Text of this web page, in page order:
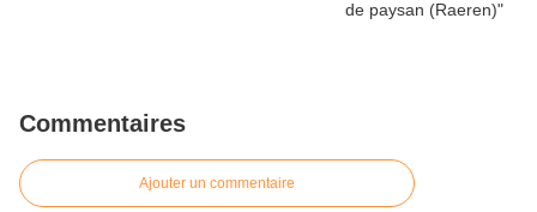
Commentaires
Ajouter un commentaire